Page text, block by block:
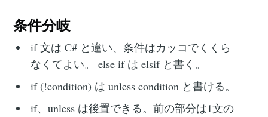
条件分岐
if 文は C# と違い、条件はカッコでくくら
なくてよい。 else if は elsif と書く。
if (!condition) は unless condition と書ける。
if、unless は後置できる。前の部分は1文の